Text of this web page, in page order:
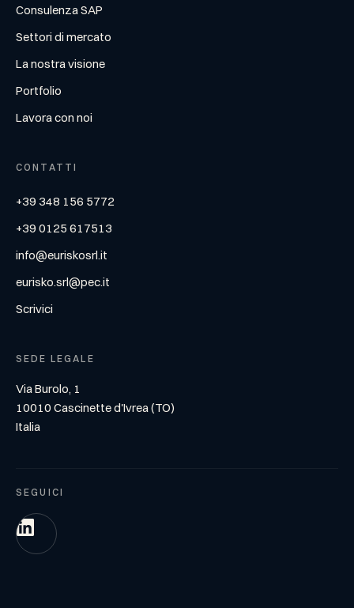
Consulenza SAP
Settori di mercato
La nostra visione
Portfolio
Lavora con noi
CONTATTI
+39 348 156 5772
+39 0125 617513
info@euriskosrl.it
eurisko.srl@pec.it
Scrivici
SEDE LEGALE
Via Burolo, 1
10010 Cascinette d'Ivrea (TO)
Italia
SEGUICI